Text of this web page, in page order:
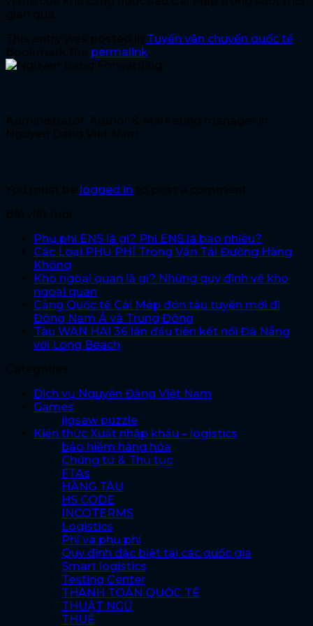
Tuyến vận chuyển quốc tế
permalink
logged in
Phụ phí ENS là gì? Phí ENS là bao nhiêu?
Các Loại PHỤ PHÍ Trong Vận Tải Đường Hàng
Không
Kho ngoại quan là gì? Những quy định về kho
ngoại quan
Cảng Quốc tế Cái Mép đón tàu tuyến mới đi
Đông Nam Á và Trung Đông
Tàu WAN HAI 36 lần đầu tiên kết nối Đà Nẵng
với Long Beach
Dịch vụ Nguyên Đăng Việt Nam
Games
jigsaw puzzle
Kiến thức Xuất nhập khẩu – logistics
bảo hiểm hàng hóa
Chứng từ & Thủ tục
FTAs
HÃNG TÀU
HS CODE
INCOTERMS
Logistics
Phí và phụ phí
Quy định đặc biệt tại các quốc gia
Smart logistics
Testing Center
THANH TOÁN QUỐC TẾ
THUẬT NGỮ
THUẾ